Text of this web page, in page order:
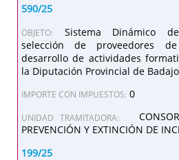
590/25
OBJETO:
Sistema Dinámico
selección de proveedores
desarrollo de actividades
la Diputación Provincial de
IMPORTE CON IMPUESTOS: 0
UNIDAD TRAMITADORA:
PREVENCIÓN Y EXTINCIÓN DE
199/25